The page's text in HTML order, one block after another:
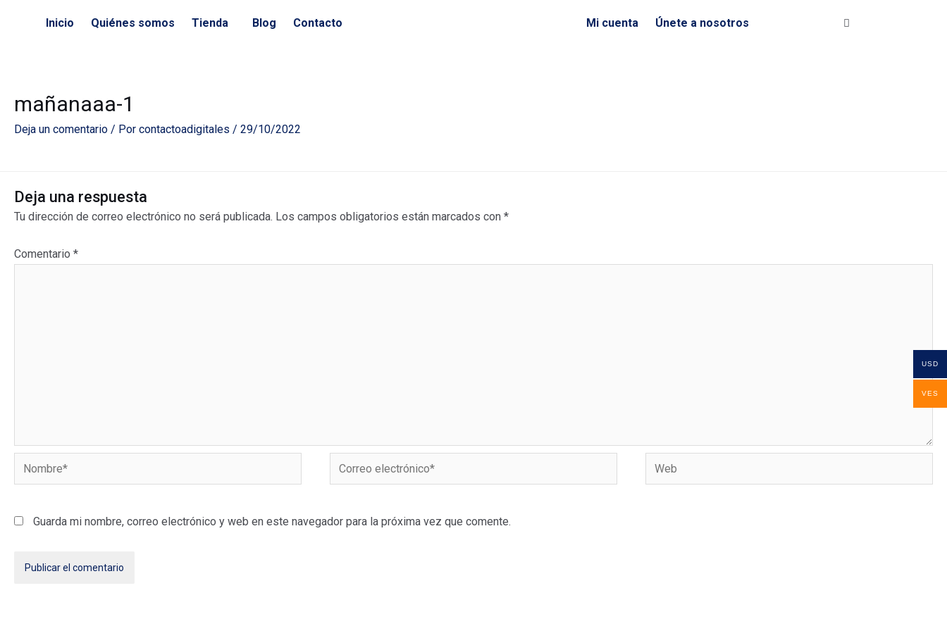
Inicio Quiénes somos Tienda Blog Contacto Mi cuenta Únete a nosotros
mañanaaa-1
Deja un comentario / Por contactoadigitales / 29/10/2022
Deja una respuesta
Tu dirección de correo electrónico no será publicada. Los campos obligatorios están marcados con *
Comentario *
Nombre*
Correo
electrónico*
Web
Guarda mi nombre, correo electrónico y web en este navegador para la próxima vez que comente.
USD
VES